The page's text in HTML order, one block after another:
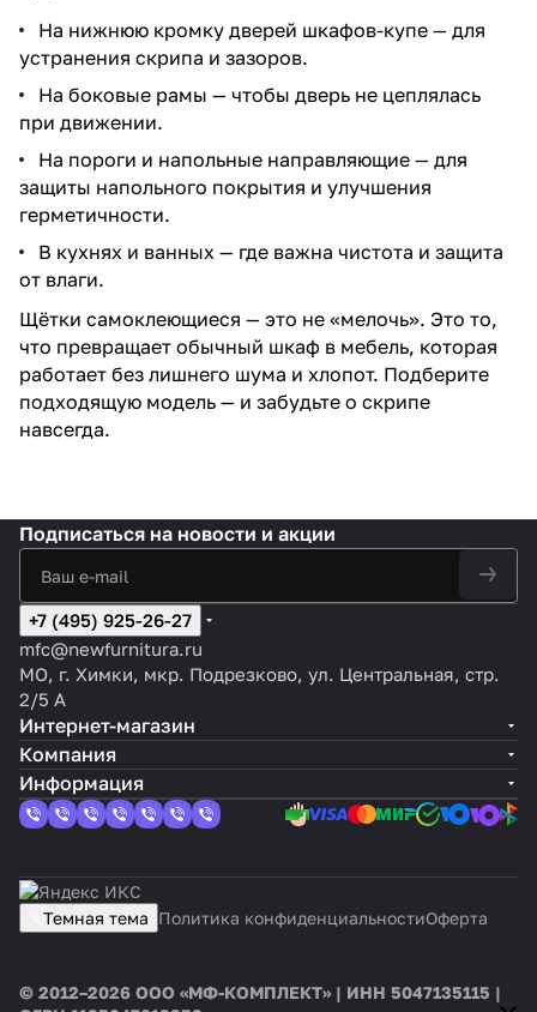
На нижнюю кромку дверей шкафов-купе — для
устранения скрипа и зазоров.
На боковые рамы — чтобы дверь не цеплялась
при движении.
На пороги и напольные направляющие — для
защиты напольного покрытия и улучшения
герметичности.
В кухнях и ванных — где важна чистота и защита
от влаги.
Щётки самоклеющиеся — это не «мелочь». Это то,
что превращает обычный шкаф в мебель, которая
работает без лишнего шума и хлопот. Подберите
подходящую модель — и забудьте о скрипе
навсегда.
Подписаться на новости и акции
+7 (495) 925-26-27
mfc@newfurnitura.ru
МО, г. Химки, мкр. Подрезково, ул. Центральная, стр.
2/5 А
Интернет-магазин
Компания
Информация
Темная тема Политика конфиденциальностиОферта
© 2012–2026 ООО «МФ-КОМПЛЕКТ» | ИНН 5047135115 |